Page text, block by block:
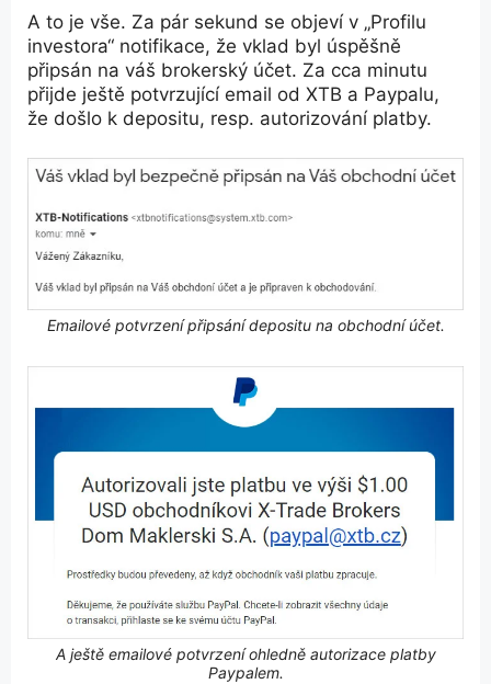
A to je vše. Za pár sekund se objeví v „Profilu
investora“ notifikace, že vklad byl úspěšně
připsán na váš brokerský účet. Za cca minutu
přijde ještě potvrzující email od XTB a Paypalu,
že došlo k depositu, resp. autorizování platby.
Emailové potvrzení připsání depositu na obchodní účet.
A ještě emailové potvrzení ohledně autorizace platby
Paypalem.